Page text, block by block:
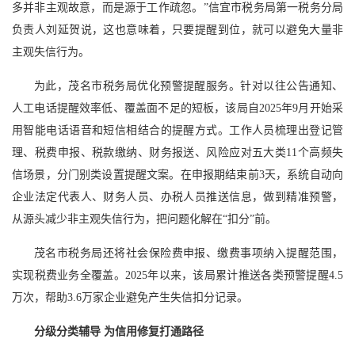
多并非主观故意，而是源于工作疏忽。”信宜市税务局第一税务分局
负责人刘延贺说，这也意味着，只要提醒到位，就可以避免大量非
主观失信行为。
为此，茂名市税务局优化预警提醒服务。针对以往公告通知、
人工电话提醒效率低、覆盖面不足的短板，该局自2025年9月开始采
用智能电话语音和短信相结合的提醒方式。工作人员梳理出登记管
理、税费申报、税款缴纳、财务报送、风险应对五大类11个高频失
信场景，分门别类设置提醒文案。在申报期结束前3天，系统自动向
企业法定代表人、财务人员、办税人员推送信息，做到精准预警，
从源头减少非主观失信行为，把问题化解在“扣分”前。
茂名市税务局还将社会保险费申报、缴费事项纳入提醒范围，
实现税费业务全覆盖。2025年以来，该局累计推送各类预警提醒4.5
万次，帮助3.6万家企业避免产生失信扣分记录。
分级分类辅导 为信用修复打通路径